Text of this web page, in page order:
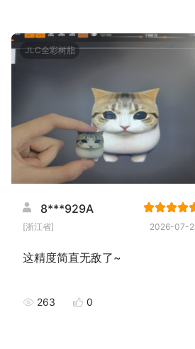
JLC全彩树脂
8***929A
[浙江省] 2026-07-
这精度简直无敌了~
263 0